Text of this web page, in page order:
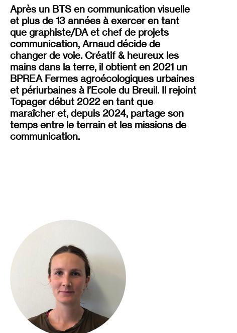
Après un BTS en communication visuelle
et plus de 13 années à exercer en tant
que graphiste/DA et chef de projets
communication, Arnaud décide de
changer de voie. Créatif & heureux les
mains dans la terre, il obtient en 2021 un
BPREA Fermes agroécologiques urbaines
et périurbaines à l’Ecole du Breuil. Il rejoint
Topager début 2022 en tant que
maraîcher et, depuis 2024, partage son
temps entre le terrain et les missions de
communication.